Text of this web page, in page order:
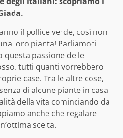
il pollice verde, così non
loro pianta! Parliamoci
passione delle
tutti quanti vorrebbero
case. Tra le altre cose,
di alcune piante in casa
della vita cominciando da
anche che regalare
scelta.